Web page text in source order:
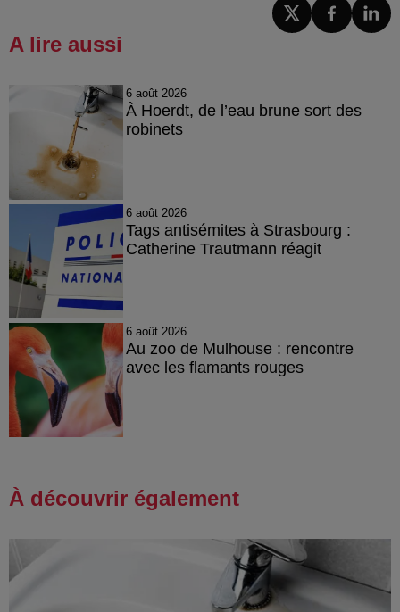
A lire aussi
6 août 2026
À Hoerdt, de l’eau brune sort des
robinets
6 août 2026
Tags antisémites à Strasbourg :
Catherine Trautmann réagit
6 août 2026
Au zoo de Mulhouse : rencontre
avec les flamants rouges
À découvrir également